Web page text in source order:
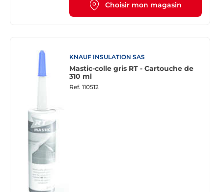
Choisir mon magasin
KNAUF INSULATION SAS
Mastic-colle gris RT - Cartouche de
310 ml
Ref. 110512